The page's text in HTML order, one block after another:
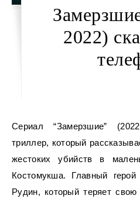
2022)
Сериал “Замерзшие” (2022) — это детективный
триллер, который
жестоких убийств в
Костомукша. Главный
Рудин, который теряет